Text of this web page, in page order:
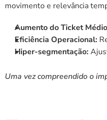
movimento e relevância
Aumento do Ticket
Eficiência Operacional:
Hiper-segmentação:
Uma vez compreendido o